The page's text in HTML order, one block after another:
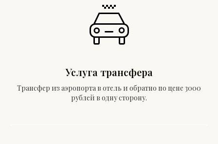
Услуга трансфера
Трансфер из аэропорта в отель и обратно по цене 3000
рублей в одну сторону.